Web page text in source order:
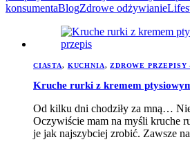
konsumentaBlogZdrowe odżywianie
CIASTA, KUCHNIA,ZDROWE
Kruche rurki z kremem
Od kilku dni chodziły za mną…
Oczywiście mam na myśli kruche
je jak najszybciej zrobić. Zawsze